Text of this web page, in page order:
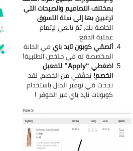
بمختلف التصاميم والصيحات التي
ترغبين بها إلى سلة التسوق
الخاصة بك، ثمّ تابعي لإتمام
عملية الدفع.
ألصقي كوبون تايد بايفي الخانة
المخصصة له في ملخص الطلبية!
اضغطي “Apply” لتفعيل
الخصم!تحقّقي من الخصم، لقد
نجحت في توفير المال باستخدام
كوبونات تايد باي عبر الموفر!